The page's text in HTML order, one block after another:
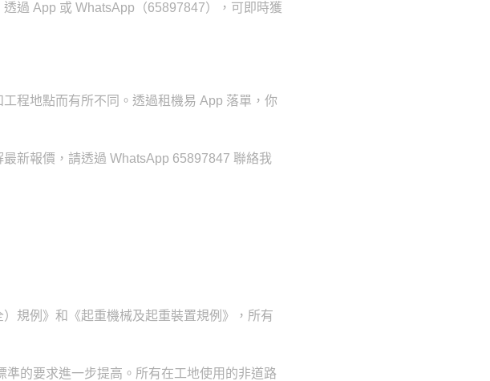
過 App 或 WhatsApp（65897847），可即時獲
程地點而有所不同。透過租機易 App 落單，你
新報價，請透過 WhatsApp 65897847 聯絡我
規例》和《起重機械及起重裝置規例》，所有
的要求進一步提高。所有在工地使用的非道路